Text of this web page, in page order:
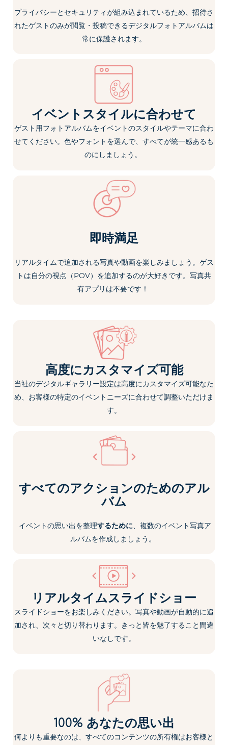
即時満足
リアルタイムで追加される写真や動画を楽しみましょう。ゲス
トは自分の視点（POV）を追加するのが大好きです。 写真共
有アプリは不要です ！
イベントスタイルに合わせて
ゲスト用フォトアルバムをイベントのスタイルやテーマに合わ
せてください。色やフォントを選んで、すべてが統一感あるも
のにしましょう。
プライバシーとセキュリティが組み込まれているため、招待さ
れたゲストのみが閲覧・投稿できるデジタルフォトアルバムは
常に保護されます。
リアルタイムスライドショー
スライドショーをお楽しみください。写真や動画が自動的に追
加され、次々と切り替わります。きっと皆を魅了すること間違
いなしです。
すべてのアクションのためのアル
バム
イベントの思い出を整理するために、複数のイベント写真ア
ルバムを作成しましょう。
高度にカスタマイズ可能
当社のデジタルギャラリー設定は高度にカスタマイズ可能なた
め、お客様の特定のイベントニーズに合わせて調整いただけま
す。
100% あなたの思い出
何よりも重要なのは、すべてのコンテンツの所有権はお客様と